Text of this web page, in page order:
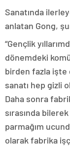
Sanatında
anlatan Gong,
“Gençlik
dönemdeki
birden fazla işte
sanatı hep gizli
Daha sonra
sırasında
parmağım
olarak fabrika